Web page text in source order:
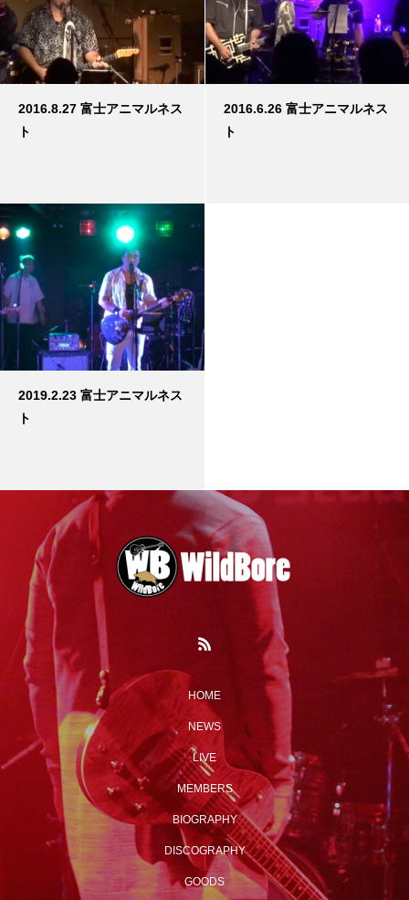
2016.8.27 富士アニマルネス
ト
2016.6.26 富士アニマルネス
ト
2019.2.23 富士アニマルネス
ト
HOME
NEWS
LIVE
MEMBERS
BIOGRAPHY
DISCOGRAPHY
GOODS